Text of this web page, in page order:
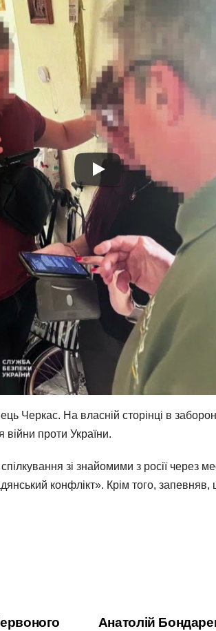
Черкас. На власній сторінці в
війни проти України.
зі знайомими з росії
конфлікт». Крім того,
Анатолій